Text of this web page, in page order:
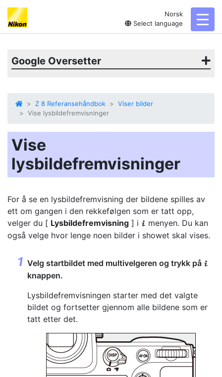
Norsk
Select language
Google Oversetter
Z 8 Referansehåndbok
Viser bilder
Vise lysbildefremvisninger
Vise
lysbildefremvisninger
For å se en lysbildefremvisning der bildene spilles av
ett om gangen i den rekkefølgen som er tatt opp,
velger du [ Lysbildefremvisning ] i i menyen. Du kan
også velge hvor lenge noen bilder i showet skal vises.
Velg startbildet med multivelgeren og trykk på i
knappen.
Lysbildefremvisningen starter med det valgte
bildet og fortsetter gjennom alle bildene som er
tatt etter det.